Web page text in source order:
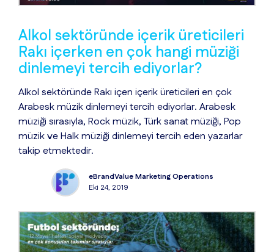
Alkol sektöründe içerik üreticileri
Rakı içerken en çok hangi müziği
dinlemeyi tercih ediyorlar?
Alkol sektöründe Rakı içen içerik üreticileri en çok
Arabesk müzik dinlemeyi tercih ediyorlar. Arabesk
müziği sırasıyla, Rock müzik, Türk sanat müziği, Pop
müzik ve Halk müziği dinlemeyi tercih eden yazarlar
takip etmektedir.
eBrandValue Marketing Operations
Eki 24, 2019